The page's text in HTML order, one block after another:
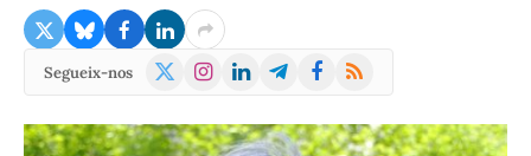
Segueix-nos
X
Instagram
LinkedInTelegramFacebook
RSS